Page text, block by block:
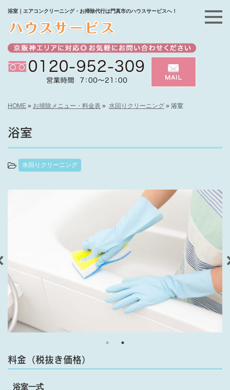
浴室｜エアコンクリーニング・お掃除代行は門真市のハウスサービスへ！
HOME » お掃除メニュー・料金表 » 水回りクリーニング » 浴室
浴室
水回りクリーニング
料金（税抜き価格）
浴室一式